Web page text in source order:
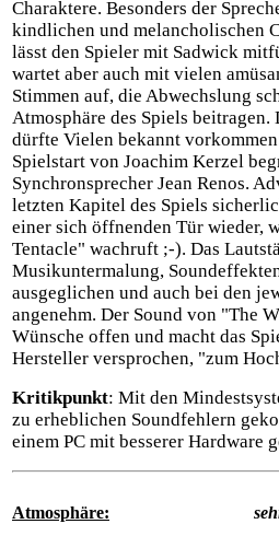
Charaktere. Besonders der
kindlichen und melancholischen
lässt den Spieler mit Sadwick
wartet aber auch mit vielen
Stimmen auf, die Abwechslung
Atmosphäre des Spiels
dürfte Vielen bekannt
Spielstart von Joachim Kerzel
Synchronsprecher Jean Renos.
letzten Kapitel des Spiels
einer sich öffnenden Tür wieder,
Tentacle" wachruft ;-). Das
Musikuntermalung,
ausgeglichen und auch bei den
angenehm. Der Sound von "The
Wünsche offen und macht das
Hersteller versprochen, "zum
Kritikpunkt: Mit den
zu erheblichen Soundfehlern
einem PC mit besserer Hardware
Atmosphäre: